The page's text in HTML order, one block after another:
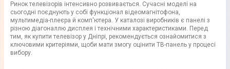
Ринок телевізорів інтенсивно розвивається. Сучасні моделі на
сьогодні поєднують у собі функціонал відеомагнітофона,
мультимедіа-плеєра й комп'ютера. У каталозі виробників є панелі з
різною діагоналлю дисплея і технічними характеристиками. Перед
тим, як купити телевізор у Дніпрі, рекомендується ознайомитися з
ключовими критеріями, щоби мати змогу оцінити ТВ-панель у процесі
вибору.